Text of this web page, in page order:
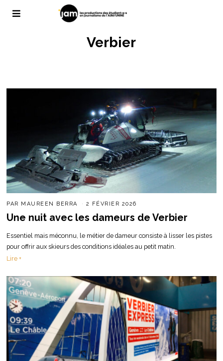
Verbier
PAR MAUREEN BERRA 2 FÉVRIER 2026
Une nuit avec les dameurs de Verbier
Essentiel mais méconnu, le métier de dameur consiste à lisser les pistes
pour offrir aux skieurs des conditions idéales au petit matin.
Lire +